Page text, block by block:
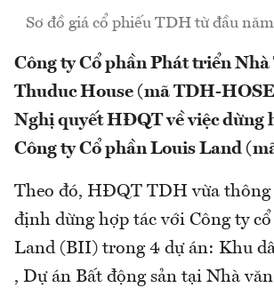
Sơ đồ giá cổ phiếu TDH từ đầu
Công ty Cổ phần Phát triển
Thuduc House (mã TDH-
Nghị quyết HĐQT về việc dừng
Công ty Cổ phần Louis Land
Theo đó, HĐQT TDH vừa thông
định dừng hợp tác với Công ty
Land (BII) trong 4 dự án: Khu
, Dự án Bất động sản tại Nhà